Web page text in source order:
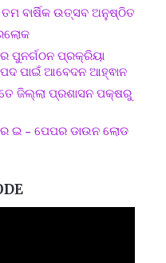
ବାର୍ଷିକ ଉତ୍ସବ ଅନୁଷ୍ଠିତ
ପୁନର୍ଗଠନ ପ୍ରକ୍ରିୟା
ପାଇଁ ଆବେଦନ ଆହ୍ଵାନ
ଜିଲ୍ଲା ପ୍ରଶାସନ ପକ୍ଷରୁ
– ପେପର ଡାଉନ ଲୋଡ